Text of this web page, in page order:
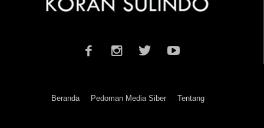
Beranda Pedoman Media Siber Tentang